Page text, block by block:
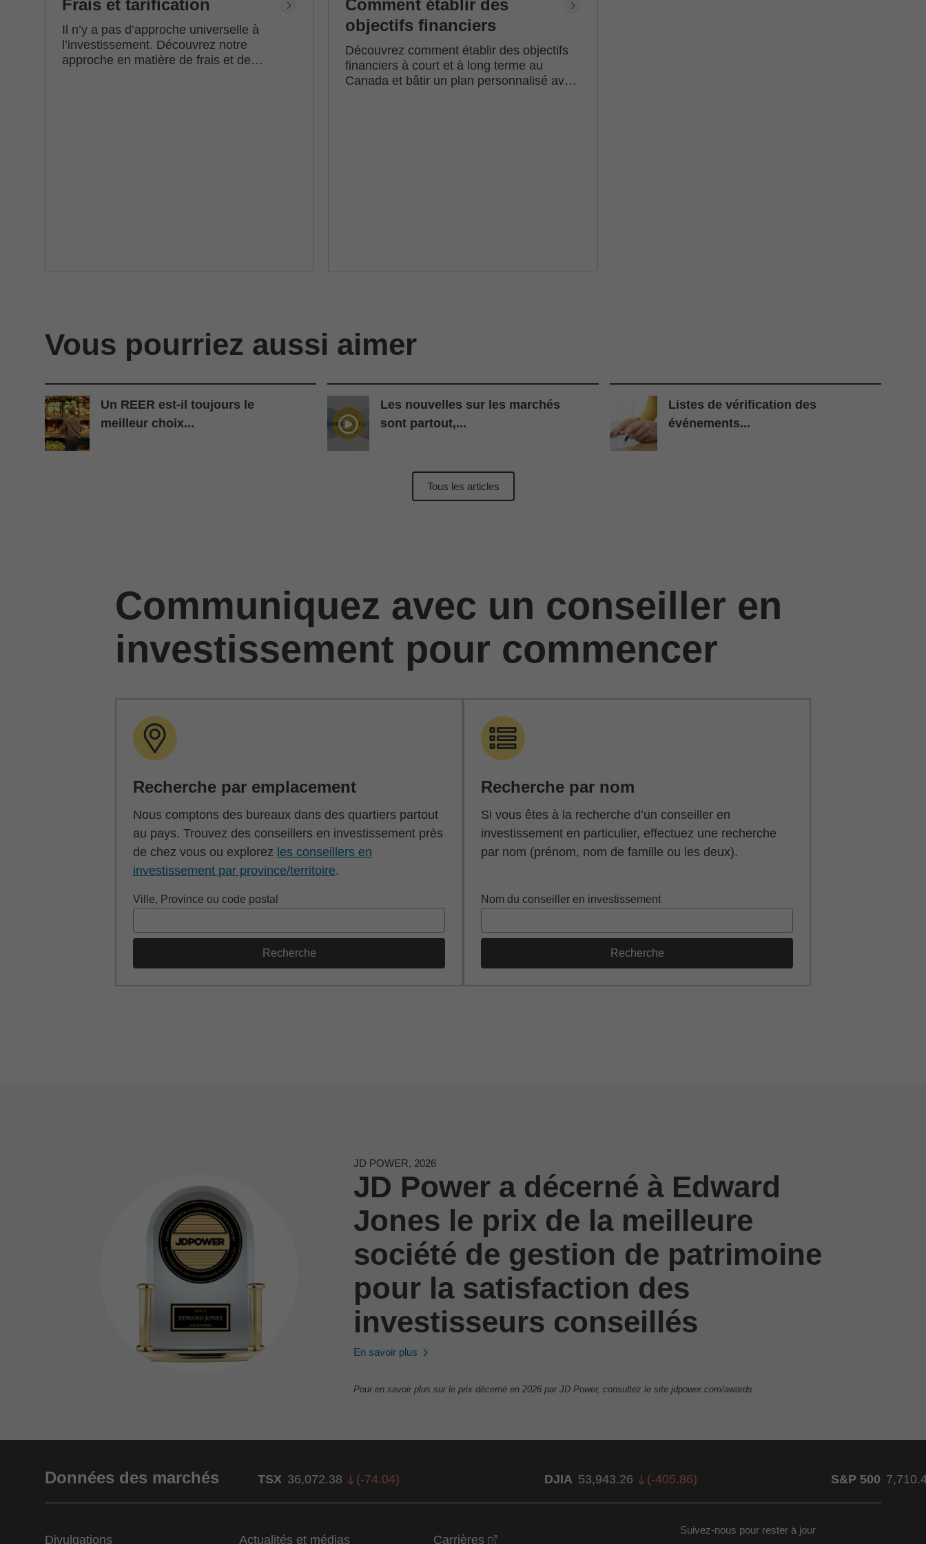
Frais et tarification
Il n’y a pas d’approche universelle à
l’investissement. Découvrez notre
approche en matière de frais et de
Comment établir des
objectifs financiers
Découvrez comment établir des objectifs
financiers à court et à long terme au
Canada et bâtir un plan personnalisé avec
Vous pourriez aussi aimer
Un REER est-il toujours le
meilleur choix...
Les nouvelles sur les marchés
sont partout,...
Listes de vérification des
événements...
Tous les articles
Communiquez avec un conseiller en
investissement pour commencer
Recherche par emplacement
Nous comptons des bureaux dans des quartiers partout
au pays. Trouvez des conseillers en investissement près
de chez vous ou explorez les conseillers en
investissement par province/territoire.
Ville, Province ou code postal
Recherche
Recherche par nom
Si vous êtes à la recherche d’un conseiller en
investissement en particulier, effectuez une recherche
par nom (prénom, nom de famille ou les deux).
Nom du conseiller en investissement
Recherche
JD POWER, 2026
JD Power a décerné à Edward
Jones le prix de la meilleure
société de gestion de patrimoine
pour la satisfaction des
investisseurs conseillés
En savoir plus
Pour en savoir plus sur le prix décerné en 2026 par JD Power, consultez le site jdpower.com/awards.
Données des marchés TSX 36,072.38 (-74.04) DJIA 53,943.26 (-405.86) S&P 500
Divulgations Actualités et médias Carrières
Suivez-nous pour rester à jour